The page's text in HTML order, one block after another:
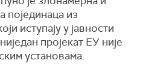
појединаца из
иступају у јавности
пројекат ЕУ није
установама.